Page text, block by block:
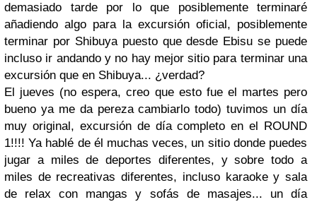
demasiado tarde por lo que posiblemente terminaré
añadiendo algo para la excursión oficial, posiblemente
terminar por Shibuya puesto que desde Ebisu se puede
incluso ir andando y no hay mejor sitio para terminar una
excursión que en Shibuya... ¿verdad?
El jueves (no espera, creo que esto fue el martes pero
bueno ya me da pereza cambiarlo todo) tuvimos un día
muy original, excursión de día completo en el ROUND
1!!!! Ya hablé de él muchas veces, un sitio donde puedes
jugar a miles de deportes diferentes, y sobre todo a
miles de recreativas diferentes, incluso karaoke y sala
de relax con mangas y sofás de masajes... un día